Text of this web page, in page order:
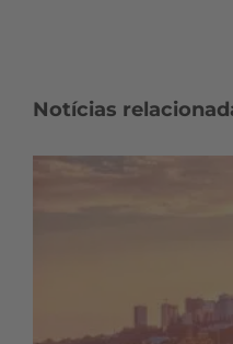
Notícias